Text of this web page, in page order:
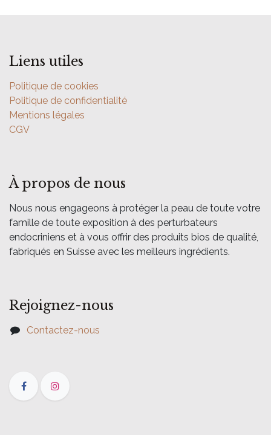
Liens utiles
Politique de cookies
Politique de confidentialité
Mentions légales
CGV
À propos de nous
Nous nous engageons à protéger la peau de toute votre
famille de toute exposition à des perturbateurs
endocriniens et à vous offrir des produits bios de qualité,
fabriqués en Suisse avec les meilleurs ingrédients.
Rejoignez-nous
Contactez-nous